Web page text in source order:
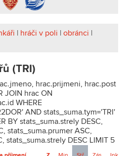
| hráči v poli | obránci |
(TRI)
hrac.prijmeni, hrac.post
JOIN hrac ON
WHERE
AND stats_suma.tym='TRI'
BY stats_suma.strely DESC,
stats_suma.prumer ASC,
stats_suma.strely DESC LIMIT 5